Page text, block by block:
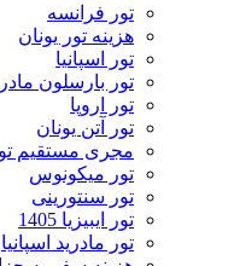
تور فرانسه
هزینه تور یونان
تور اسپانیا
تور بارسلون
تور اروپا
تور آتن یونان
مجری مستقیم
تور میکونوس
تور سنتورینی
تور ایبیزیا 1405
تور مادرید اسپانیا